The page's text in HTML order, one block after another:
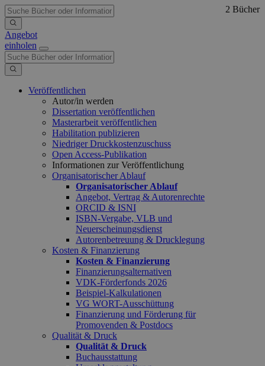
Angebot
einholen
Veröffentlichen
Autor/in werden
Dissertation veröffentlichen
Masterarbeit veröffentlichen
Habilitation publizieren
Niedriger Druckkostenzuschuss
Open Access-Publikation
Informationen zur Veröffentlichung
Organisatorischer Ablauf
Organisatorischer Ablauf
Angebot, Vertrag & Autorenrechte
ORCID & ISNI
ISBN-Vergabe, VLB und
Neuerscheinungsdienst
Autorenbetreuung & Drucklegung
Kosten & Finanzierung
Kosten & Finanzierung
Finanzierungsalternativen
VDK-Förderfonds 2026
Beispiel-Kalkulationen
VG WORT-Ausschüttung
Finanzierung und Förderung für
Promovenden & Postdocs
Qualität & Druck
Qualität & Druck
Buchausstattung
2 Bücher